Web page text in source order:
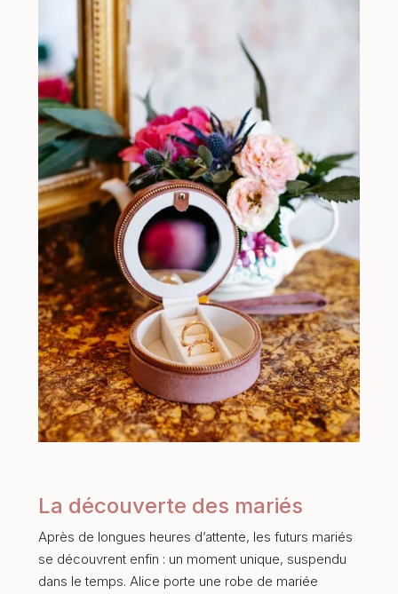
La découverte des mariés
Après de longues heures d’attente, les futurs mariés
se découvrent enfin : un moment unique, suspendu
dans le temps. Alice porte une robe de mariée